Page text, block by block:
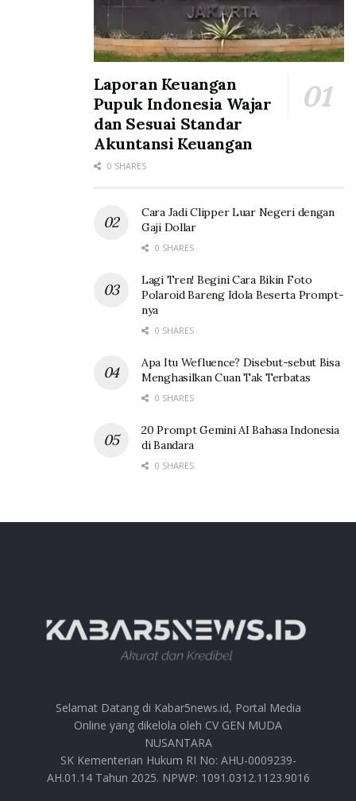
Laporan Keuangan
Pupuk Indonesia Wajar
dan Sesuai Standar
Akuntansi Keuangan
0 SHARES
Cara Jadi Clipper Luar Negeri dengan
Gaji Dollar
0 SHARES
Lagi Tren! Begini Cara Bikin Foto
Polaroid Bareng Idola Beserta Prompt-
nya
0 SHARES
Apa Itu Wefluence? Disebut-sebut Bisa
Menghasilkan Cuan Tak Terbatas
0 SHARES
20 Prompt Gemini AI Bahasa Indonesia
di Bandara
0 SHARES
Selamat Datang di Kabar5news.id, Portal Media
Online yang dikelola oleh CV GEN MUDA
NUSANTARA
SK Kementerian Hukum RI No: AHU-0009239-
AH.01.14 Tahun 2025. NPWP: 1091.0312.1123.9016